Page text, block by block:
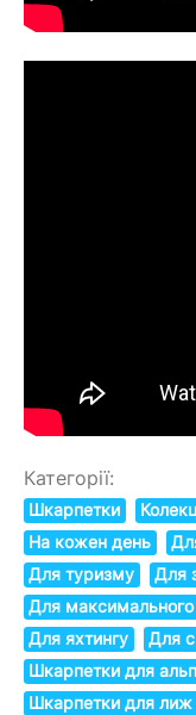
Категорії:
Шкарпетки
На кожен день
Для туризму
Для
Для максимального
Для яхтингу
Для
Шкарпетки для
Шкарпетки для лиж